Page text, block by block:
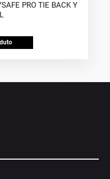
PRO TIE BACK Y